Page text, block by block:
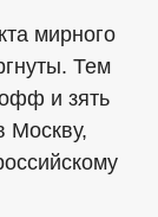
мирного
Тем
и зять
Москву,